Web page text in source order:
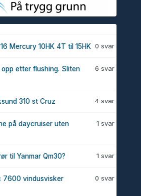
0 svar
Mercury 10HK 4T til 15HK
6 svar
etter flushing. Sliten
4 svar
310 st Cruz
1 svar
på daycruiser uten
1 svar
til Yanmar Qm30?
0 svar
7600 vindusvisker